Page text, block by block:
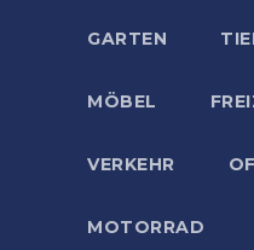
GARTEN
MÖBEL
VERKEHR
MOTORRAD